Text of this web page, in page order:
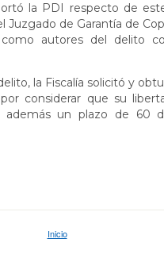
la PDI respecto de
de Garantía de
autores del delito
la Fiscalía solicitó y
considerar que su
además un plazo de 60
Inicio